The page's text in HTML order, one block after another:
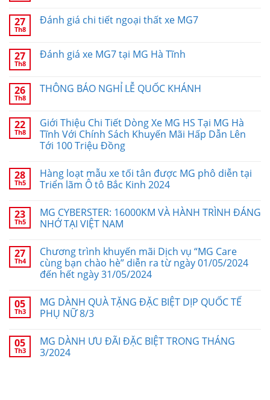
27
Th8
Đánh giá chi tiết ngoại thất xe MG7
27
Th8
Đánh giá xe MG7 tại MG Hà Tĩnh
26
Th8
THÔNG BÁO NGHỈ LỄ QUỐC KHÁNH
22
Th8
Giới Thiệu Chi Tiết Dòng Xe MG HS Tại MG Hà
Tĩnh Với Chính Sách Khuyến Mãi Hấp Dẫn Lên
Tới 100 Triệu Đồng
28
Th5
Hàng loạt mẫu xe tối tân được MG phô diễn tại
Triển lãm Ô tô Bắc Kinh 2024
23
Th5
MG CYBERSTER: 16000KM VÀ HÀNH TRÌNH ĐÁNG
NHỚ TẠI VIỆT NAM
27
Th4
Chương trình khuyến mãi Dịch vụ “MG Care
cùng bạn chào hè” diễn ra từ ngày 01/05/2024
đến hết ngày 31/05/2024
05
Th3
MG DÀNH QUÀ TẶNG ĐẶC BIỆT DỊP QUỐC TẾ
PHỤ NỮ 8/3
05
Th3
MG DÀNH ƯU ĐÃI ĐẶC BIỆT TRONG THÁNG
3/2024